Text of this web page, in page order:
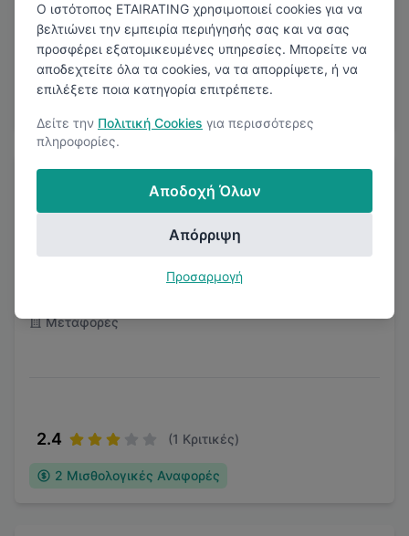
3.0 (4Κριτικές)
Panellenic Private Aviation
Μεταφορές
2.4 (1 Κριτικές)
2 Μισθολογικές Αναφορές
Ο ιστότοπος ETAIRATING χρησιμοποιεί cookies για να
βελτιώνει την εμπειρία περιήγησής σας και να σας
προσφέρει εξατομικευμένες υπηρεσίες. Μπορείτε να
αποδεχτείτε όλα τα cookies, να τα απορρίψετε, ή να
επιλέξετε ποια κατηγορία επιτρέπετε.
Δείτε την Πολιτική Cookies για περισσότερες
πληροφορίες.
Αποδοχή Όλων
Απόρριψη
Προσαρμογή